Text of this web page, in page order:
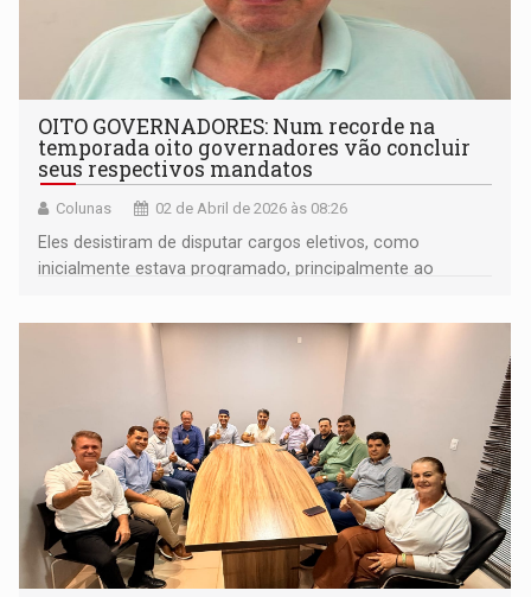
OITO GOVERNADORES: Num recorde na
temporada oito governadores vão concluir
seus respectivos mandatos
Colunas 02 de Abril de 2026 às 08:26
Eles desistiram de disputar cargos eletivos, como
inicialmente estava programado, principalmente ao